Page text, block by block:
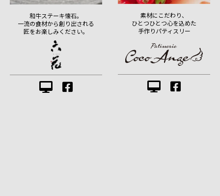
和牛ステーキ懐石。
一流の食材から創り出される
匠をお楽しみください。
素材にこだわり、
ひとつひとつ心を込めた
手作りパティスリー